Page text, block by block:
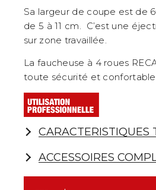
Sa largeur de coupe est de
de 5 à 11 cm. C’est une
sur zone travaillée.
La faucheuse à 4 roues
toute sécurité et confortable
CARACTERISTIQUES
ACCESSOIRES